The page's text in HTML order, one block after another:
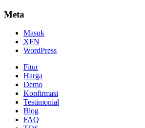
Meta
Masuk
XFN
WordPress
Fitur
Harga
Demo
Konfirmasi
Testimonial
Blog
FAQ